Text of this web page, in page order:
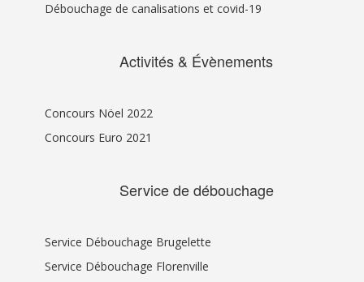
Débouchage de canalisations et covid-19
Activités & Évènements
Concours Nöel 2022
Concours Euro 2021
Service de débouchage
Service Débouchage Brugelette
Service Débouchage Florenville